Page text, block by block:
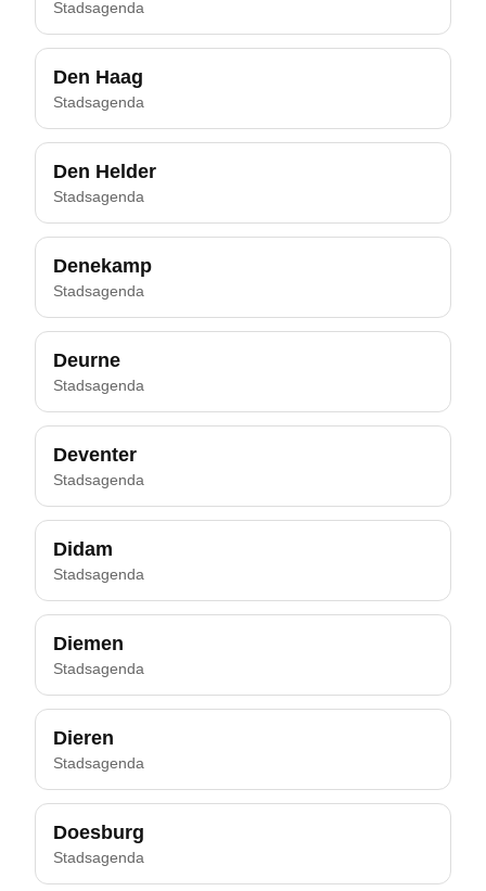
Stadsagenda
Den Haag
Stadsagenda
Den Helder
Stadsagenda
Denekamp
Stadsagenda
Deurne
Stadsagenda
Deventer
Stadsagenda
Didam
Stadsagenda
Diemen
Stadsagenda
Dieren
Stadsagenda
Doesburg
Stadsagenda